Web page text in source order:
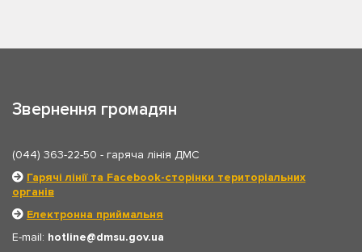
Звернення громадян
(044) 363-22-50 - гаряча лінія ДМС
Гарячі лінії та Facebook-сторінки територіальних
органів
Електронна приймальня
E-mail: hotline
dmsu.gov.ua